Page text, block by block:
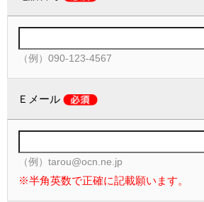
（例）090-123-4567
Ｅメール
（例）tarou@ocn.ne.jp
※半角英数で正確に記載願います。